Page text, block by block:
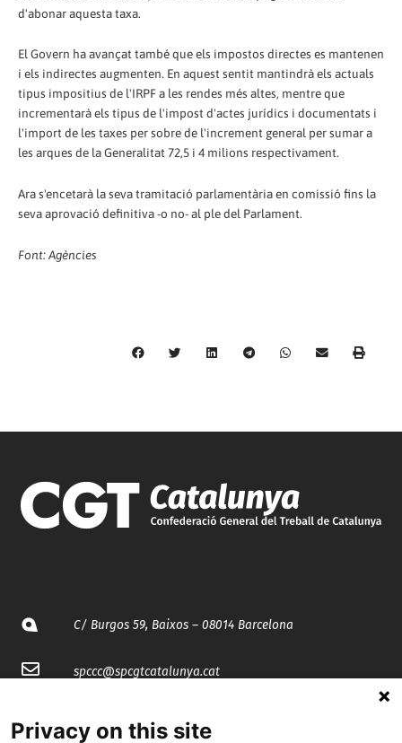
d'abonar aquesta taxa.
El Govern ha avançat també que els impostos directes es mantenen
i els indirectes augmenten. En aquest sentit mantindrà els actuals
tipus impositius de l'IRPF a les rendes més altes, mentre que
incrementarà els tipus de l'impost d'actes jurídics i documentats i
l'import de les taxes per sobre de l'increment general per sumar a
les arques de la Generalitat 72,5 i 4 milions respectivament.
Ara s'encetarà la seva tramitació parlamentària en comissió fins la
seva aprovació definitiva -o no- al ple del Parlament.
Font: Agències
C/ Burgos 59, Baixos – 08014 Barcelona
spccc@spcgtcatalunya.cat
Privacy on this site